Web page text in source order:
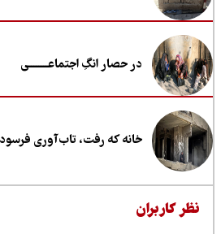
در حصار انگِ اجتماعــــــــی
خانه که رفت، تاب‌آوری فرسوده شد
کاربران